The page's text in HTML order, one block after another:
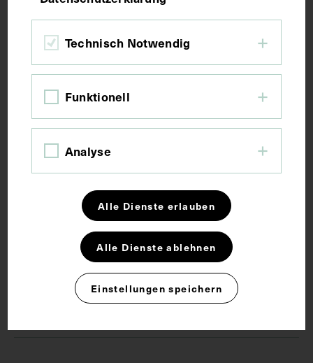
Bildmaß 12,2 x 17,1 cm
Bildmaß inkl. Untergrund 29,6 x 21 cm
Pädiatrie Sonderpädagogik
Technisch Notwendig
Funktionell
Analyse
Alle Dienste erlauben
Alle Dienste ablehnen
Einstellungen speichern